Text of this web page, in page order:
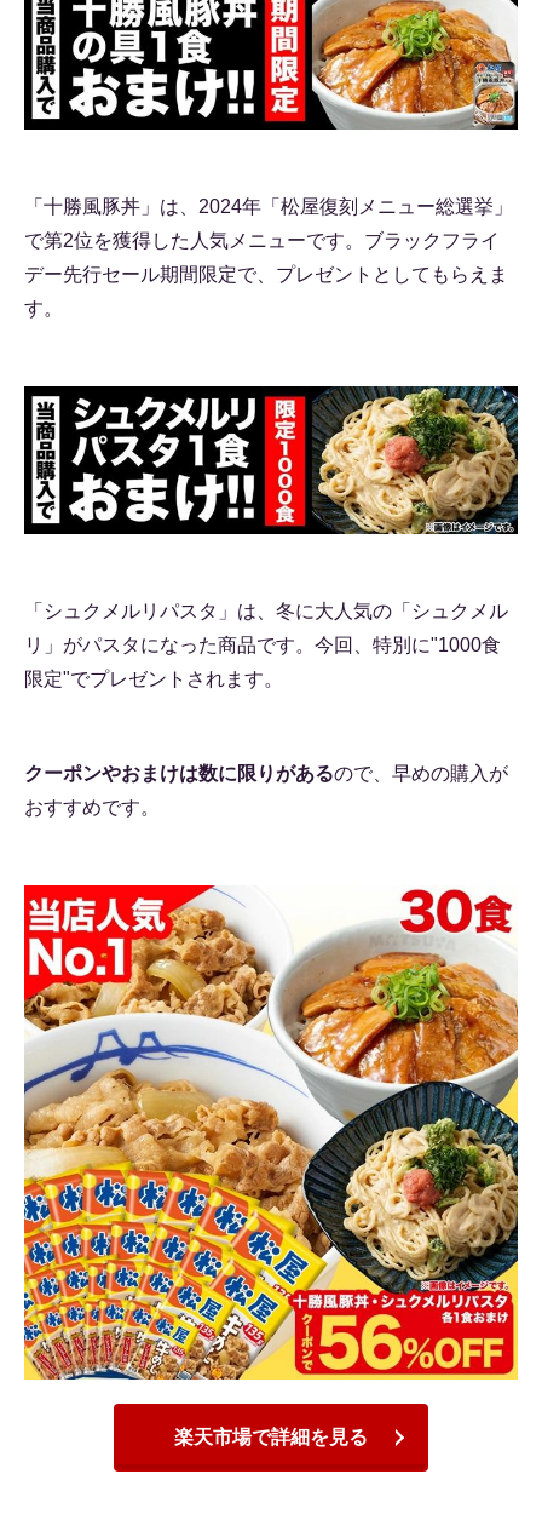
「十勝風豚丼」は、2024年「松屋復刻メニュー総選挙」
で第2位を獲得した人気メニューです。ブラックフライ
デー先行セール期間限定で、プレゼントとしてもらえま
す。
「シュクメルリパスタ」は、冬に大人気の「シュクメル
リ」がパスタになった商品です。今回、特別に"1000食
限定"でプレゼントされます。
クーポンやおまけは数に限りがあるので、早めの購入が
おすすめです。
楽天市場で詳細を見る